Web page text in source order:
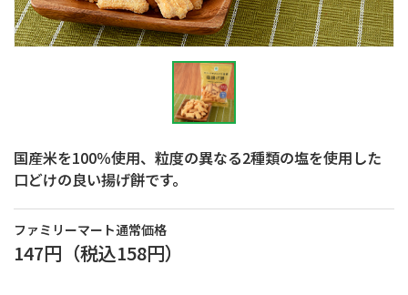
国産米を100％使用、粒度の異なる2種類の塩を使用した
口どけの良い揚げ餅です。
ファミリーマート通常価格
147円 （税込158円）